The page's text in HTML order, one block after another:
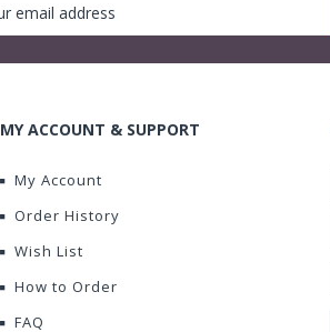
MY ACCOUNT & SUPPORT
My Account
Order History
Wish List
How to Order
FAQ